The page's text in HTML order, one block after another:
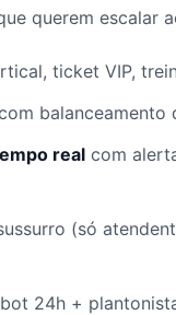
querem escalar
ticket VIP,
balanceamento
real com
(só
24h +